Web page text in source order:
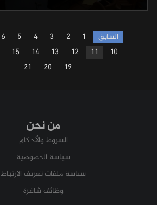
Posts
pagination
السابق 1
2
3
4
5
6
10
11
12
13
14
15
19
20
21
…
من نحن
الشروط والأحكام
سياسة الخصوصية
سياسة ملفات تعريف الارتباط
وظائف شاغرة